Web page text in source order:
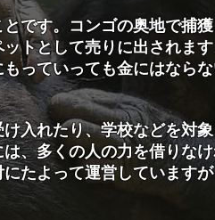
です。コンゴの奥地で捕
トとして売りに出されま
っていっても金にはなら
入れたり、学校などを対
、多くの人の力を借りなけ
たよって運営しています